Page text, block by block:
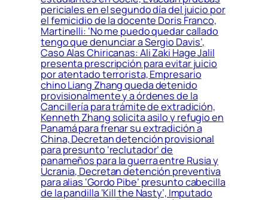
periciales en el segundo día del juicio por
el femicidio de la docente Doris Franco,
Martinelli: ‘No me puedo quedar callado
tengo que denunciar a Sergio Davis’,
Caso Alas Chiricanas: Ali Zaki Hage Jalil
presenta prescripción para evitar juicio
por atentado terrorista, Empresario
chino Liang Zhang queda detenido
provisionalmente y a órdenes de la
Cancillería para trámite de extradición,
Kenneth Zhang solicita asilo y refugio en
Panamá para frenar su extradición a
China, Decretan detención provisional
para presunto ‘reclutador’ de
panameños para la guerra entre Rusia y
Ucrania, Decretan detención preventiva
para alias ‘Gordo Pibe’ presunto cabecilla
de la pandilla ‘Kill the Nasty’, Imputado